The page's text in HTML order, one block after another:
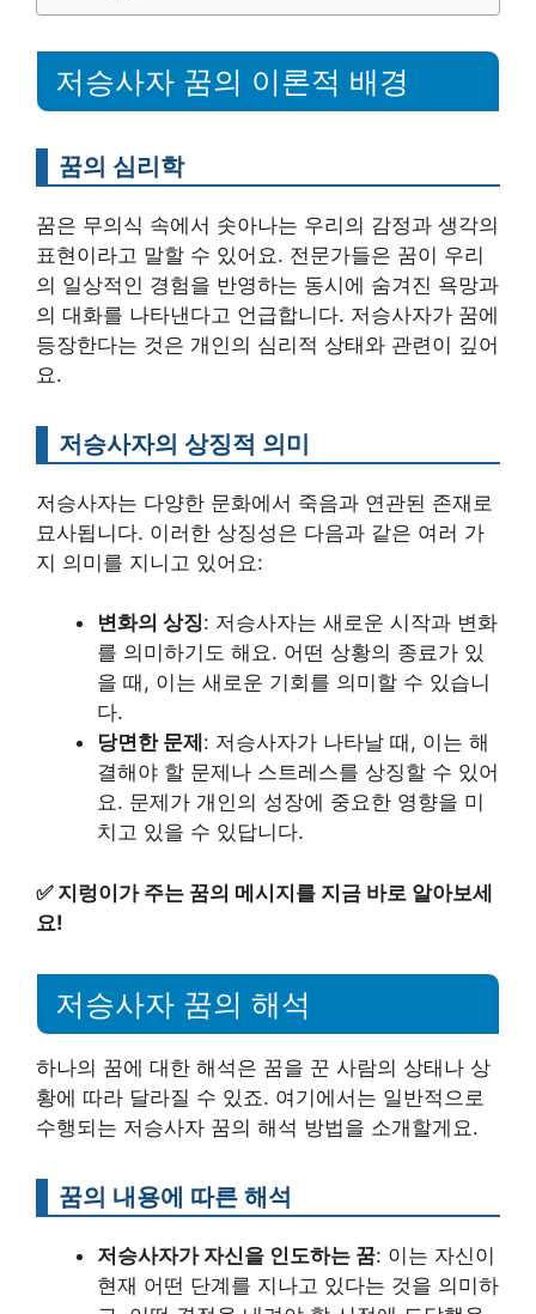
저승사자 꿈의 이론적 배경
꿈의 심리학
꿈은 무의식 속에서 솟아나는 우리의 감정과 생각의
표현이라고 말할 수 있어요. 전문가들은 꿈이 우리
의 일상적인 경험을 반영하는 동시에 숨겨진 욕망과
의 대화를 나타낸다고 언급합니다. 저승사자가 꿈에
등장한다는 것은 개인의 심리적 상태와 관련이 깊어
요.
저승사자의 상징적 의미
저승사자는 다양한 문화에서 죽음과 연관된 존재로
묘사됩니다. 이러한 상징성은 다음과 같은 여러 가
지 의미를 지니고 있어요:
변화의 상징: 저승사자는 새로운 시작과 변화
를 의미하기도 해요. 어떤 상황의 종료가 있
을 때, 이는 새로운 기회를 의미할 수 있습니
다.
당면한 문제 : 저승사자가 나타날 때, 이는 해
결해야 할 문제나 스트레스를 상징할 수 있어
요. 문제가 개인의 성장에 중요한 영향을 미
치고 있을 수 있답니다.
✅ 지렁이가 주는 꿈의 메시지를 지금 바로 알아보세
요!
저승사자 꿈의 해석
하나의 꿈에 대한 해석은 꿈을 꾼 사람의 상태나 상
황에 따라 달라질 수 있죠. 여기에서는 일반적으로
수행되는 저승사자 꿈의 해석 방법을 소개할게요.
꿈의 내용에 따른 해석
저승사자가 자신을 인도하는 꿈: 이는 자신이
현재 어떤 단계를 지나고 있다는 것을 의미하